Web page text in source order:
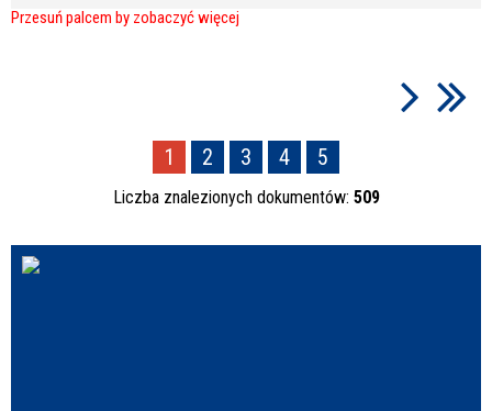
1 2 3 4 5
Liczba znalezionych dokumentów: 509